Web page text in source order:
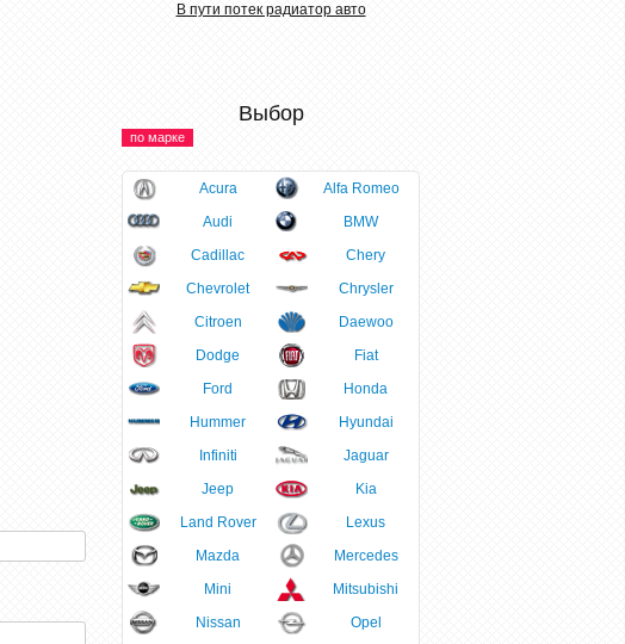
В пути потек радиатор авто
Выбор
по марке
Acura
Alfa Romeo
Audi
BMW
Cadillac
Chery
Chevrolet
Chrysler
Citroen
Daewoo
Dodge
Fiat
Ford
Honda
Hummer
Hyundai
Infiniti
Jaguar
Jeep
Kia
Land Rover
Lexus
Mazda
Mercedes
Mini
Mitsubishi
Nissan
Opel